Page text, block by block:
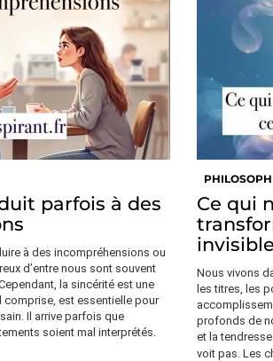
parfois à des
à des incompréhensions ou
d’entre nous sont souvent
la sincérité est une
comprise, est essentielle pour
Il arrive parfois que
soient mal interprétés.
Ce qui
Nous vivons
les titres, les
profonds de
et la
voit pas. Les